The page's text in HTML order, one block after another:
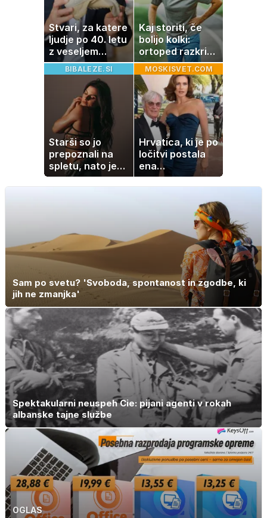
Stvari, za katere
ljudje po 40. letu
z veseljem
plačajo več
Kaj storiti, če
bolijo kolki:
ortoped razkriva
preproste trike
za zmanjšanje
bolečine
BIBALEZE.SI
Starši so jo
prepoznali na
spletu, nato je
ostala brez
službe
MOSKISVET.COM
Hrvatica, ki je po
ločitvi postala
ena
najbogatejših
ločenk na svetu
Sam po svetu? 'Svoboda, spontanost in zgodbe, ki
jih ne zmanjka'
Spektakularni neuspeh Cie: pijani agenti v rokah
albanske tajne službe
OGLAS